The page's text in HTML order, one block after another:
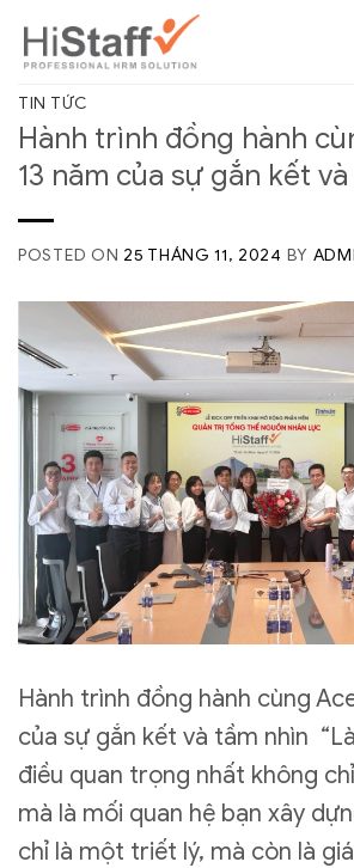
TIN TỨC
Hành trình đồng hành
13 năm của sự gắn kết
POSTED ON 25 THÁNG 11, 2024 BY
Hành trình đồng hành cùng
của sự gắn kết và tầm nhìn
điều quan trọng nhất không
mà là mối quan hệ bạn xây
chỉ là một triết lý, mà còn là